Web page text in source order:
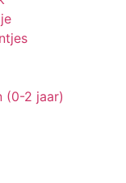
(0-2 jaar)